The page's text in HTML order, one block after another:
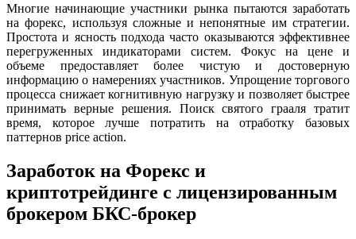
Многие начинающие участники рынка пытаются заработать
на форекс, используя сложные и непонятные им стратегии.
Простота и ясность подхода часто оказываются эффективнее
перегруженных индикаторами систем. Фокус на цене и
объеме предоставляет более чистую и достоверную
информацию о намерениях участников. Упрощение торгового
процесса снижает когнитивную нагрузку и позволяет быстрее
принимать верные решения. Поиск святого грааля тратит
время, которое лучше потратить на отработку базовых
паттернов price action.
Заработок на Форекс и
криптотрейдинге с лицензированным
брокером БКС-брокер